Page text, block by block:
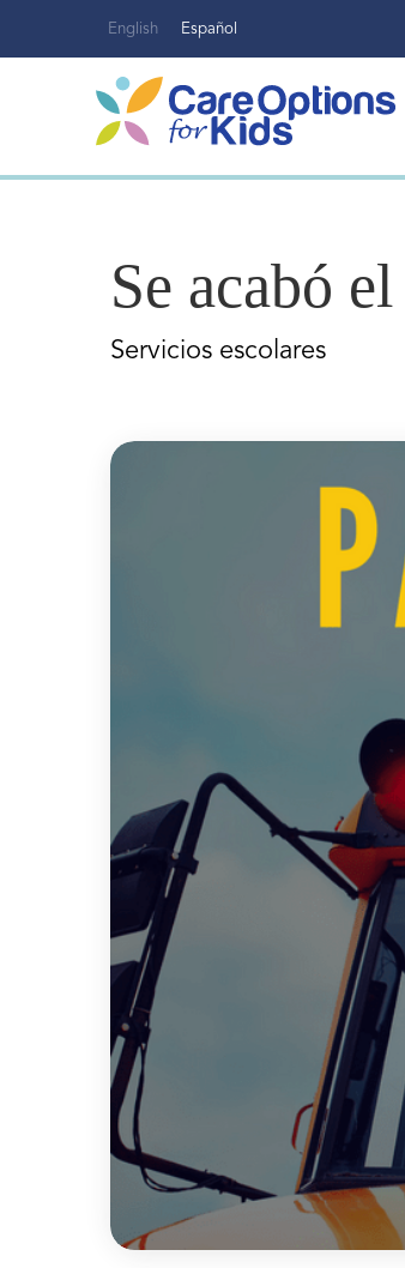
English Español
Se acabó
Servicios escolares